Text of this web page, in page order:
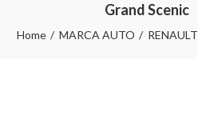
Grand Scenic
Home MARCA AUTO RENAULT